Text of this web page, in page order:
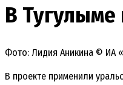
В
Фото: Лидия Аникина © ИА
В проекте применили